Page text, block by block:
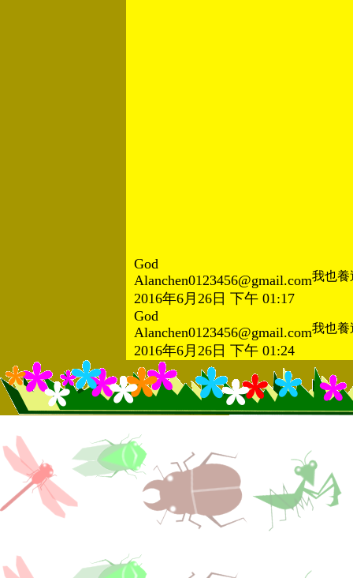
God
Alanchen0123456@gmail.com
2016年6月26日 下午 01:17
我也
God
Alanchen0123456@gmail.com
2016年6月26日 下午 01:24
我也